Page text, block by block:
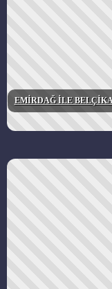
EMİRDAĞ İLE